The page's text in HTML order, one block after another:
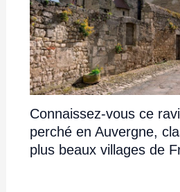
Connaissez-vous ce
perché en Auvergne,
plus beaux villages de